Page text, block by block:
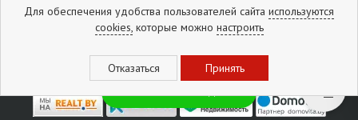
Подробнее о настройках файлов
Отзывы: 5из5 1296 отзывов
Для обеспечения удобства пользователей сайта используются
cookies,которые можно настроить